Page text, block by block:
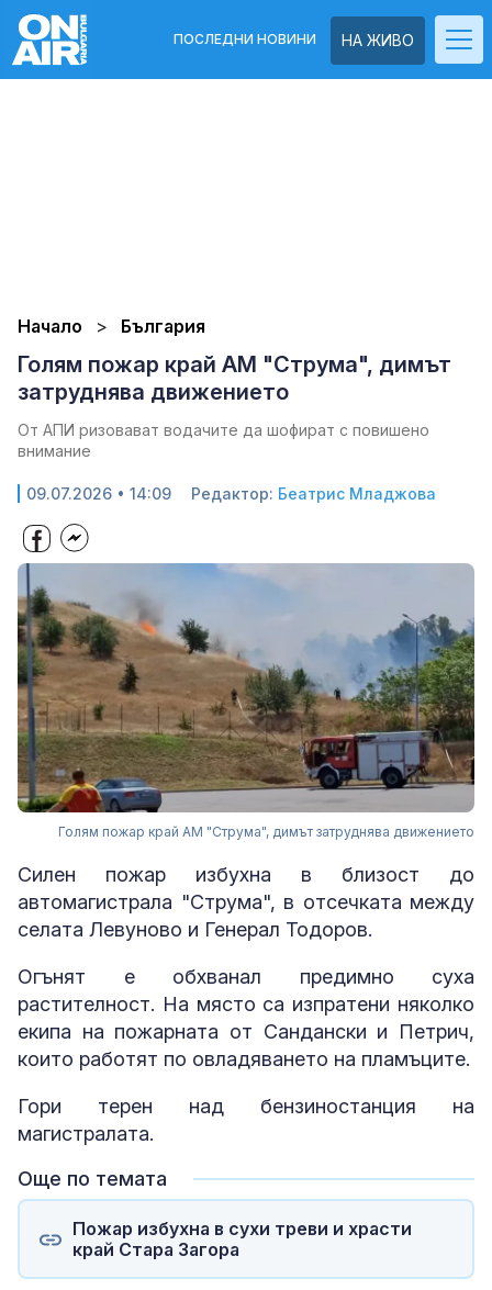
НА ЖИВО
ПОСЛЕДНИ НОВИНИ
Начало България
Голям пожар край АМ "Струма", димът
затруднява движението
От АПИ ризовават водачите да шофират с повишено
внимание
09.07.2026 • 14:09 Редактор: Беатрис Младжова
Голям пожар край АМ "Струма", димът затруднява движението
Силен пожар избухна в близост до
автомагистрала "Струма", в отсечката между
селата Левуново и Генерал Тодоров.
Огънят е обхванал предимно суха
растителност. На място са изпратени няколко
екипа на пожарната от Сандански и Петрич,
които работят по овладяването на пламъците.
Гори терен над бензиностанция на
магистралата.
Още по темата
Пожар избухна в сухи треви и храсти
край Стара Загора